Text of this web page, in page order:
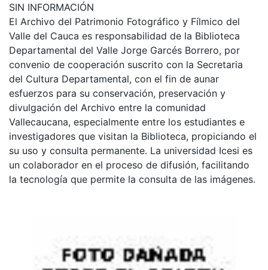
SIN INFORMACIÓN
El Archivo del Patrimonio Fotográfico y Fílmico del
Valle del Cauca es responsabilidad de la Biblioteca
Departamental del Valle Jorge Garcés Borrero, por
convenio de cooperación suscrito con la Secretaria
del Cultura Departamental, con el fin de aunar
esfuerzos para su conservación, preservación y
divulgación del Archivo entre la comunidad
Vallecaucana, especialmente entre los estudiantes e
investigadores que visitan la Biblioteca, propiciando el
su uso y consulta permanente. La universidad Icesi es
un colaborador en el proceso de difusión, facilitando
la tecnología que permite la consulta de las imágenes.